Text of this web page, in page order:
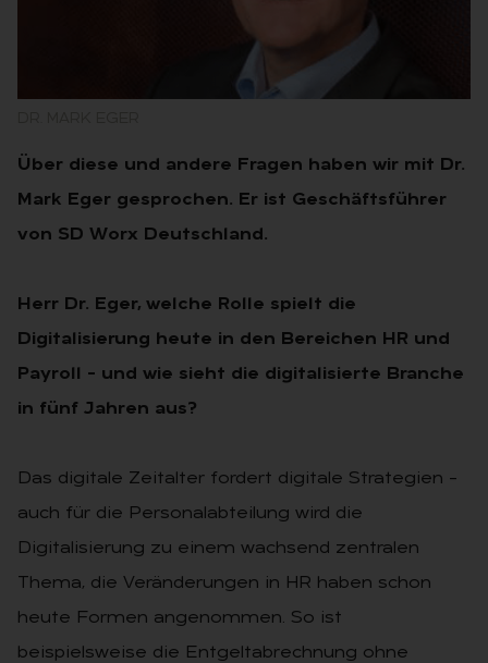
Über diese und andere Fragen haben wir mit Dr.
Mark Eger gesprochen. Er ist Geschäftsführer
von SD Worx Deutschland.
Herr Dr. Eger, welche Rolle spielt die
Digitalisierung heute in den Bereichen HR und
Payroll – und wie sieht die digitalisierte Branche
in fünf Jahren aus?
Das digitale Zeitalter fordert digitale Strategien –
auch für die Personalabteilung wird die
Digitalisierung zu einem wachsend zentralen
Thema, die Veränderungen in HR haben schon
heute Formen angenommen. So ist
beispielsweise die Entgeltabrechnung ohne